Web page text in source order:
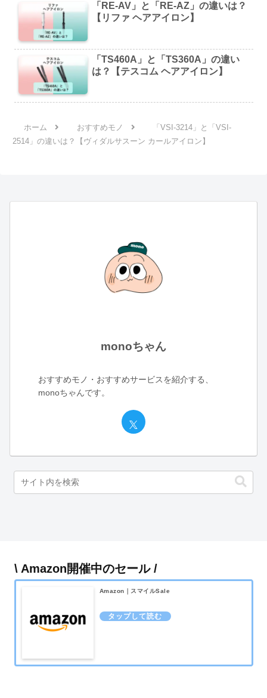
「RE-AV」と「RE-AZ」の違いは？
【リファ ヘアアイロン】
「TS460A」と「TS360A」の違い
は？【テスコム ヘアアイロン】
ホーム おすすめモノ
「VSI-3214」と「VSI-
2514」の違いは？【ヴィダルサスーン カールアイロン】
monoちゃん
おすすめモノ・おすすめサービスを紹介する、
monoちゃんです。
\ Amazon開催中のセール /
Amazon｜スマイルSale